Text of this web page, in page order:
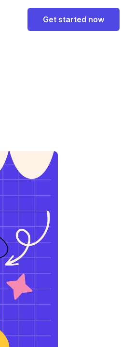
Get started now